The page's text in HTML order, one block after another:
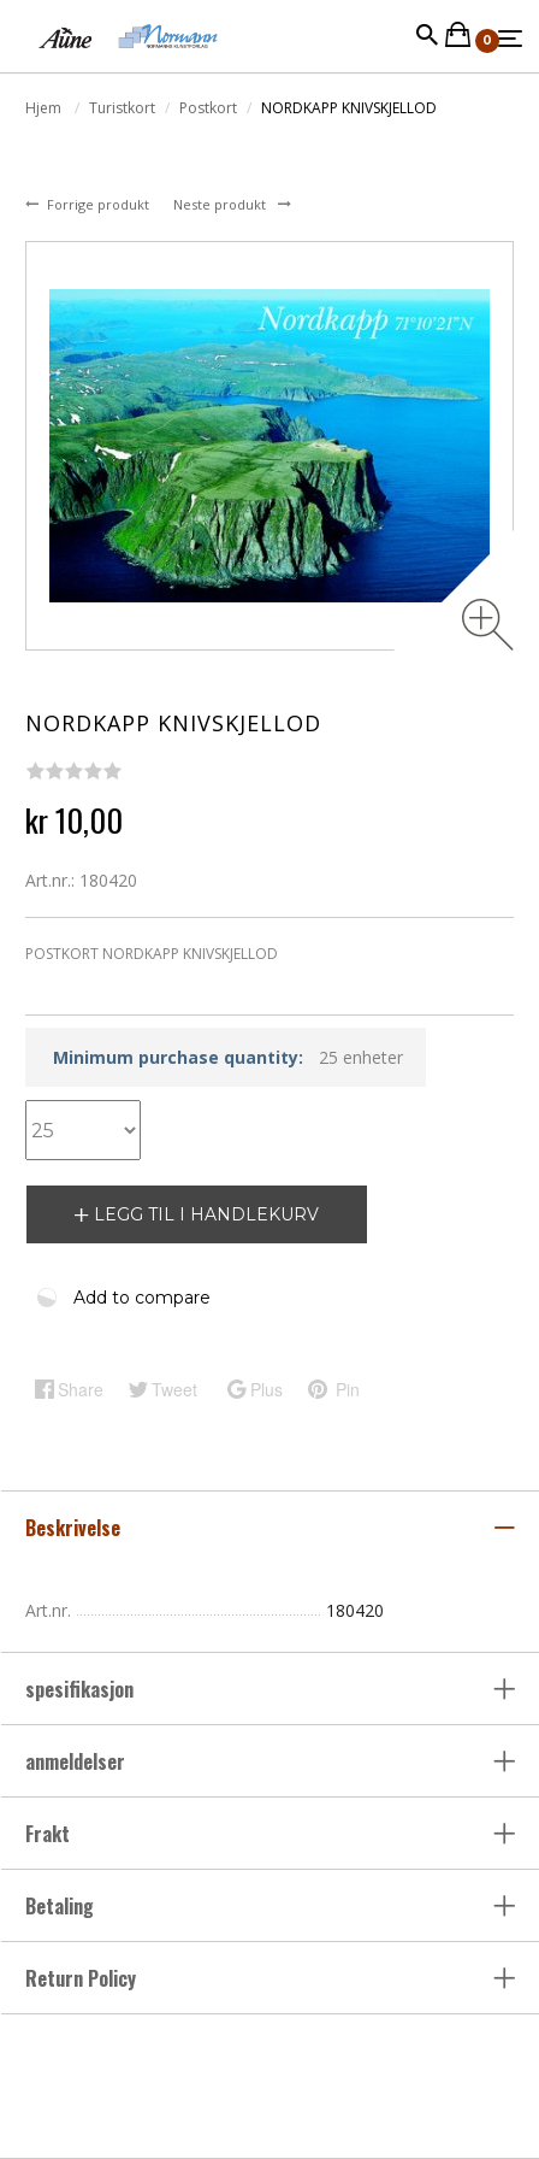
0
Hjem Turistkort Postkort NORDKAPP KNIVSKJELLOD
Forrige produkt Neste produkt
NORDKAPP KNIVSKJELLOD
kr 10,00
Art.nr.: 180420
POSTKORT NORDKAPP KNIVSKJELLOD
Minimum purchase quantity: 25 enheter
LEGG TIL I HANDLEKURV
Add to compare
Share Tweet Plus Pin
Beskrivelse
Art.nr. 180420
spesifikasjon
anmeldelser
Frakt
Betaling
Return Policy